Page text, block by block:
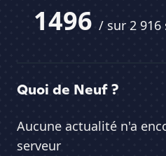
1496 / sur 2 916
Quoi de Neuf ?
Aucune actualité n'a
serveur